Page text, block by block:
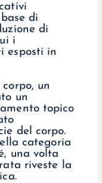
di
di
i
esposti in
un
un
topico
del corpo.
categoria
una volta
riveste la